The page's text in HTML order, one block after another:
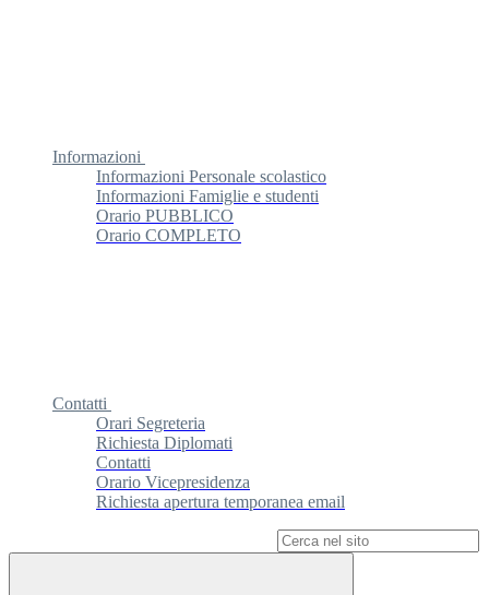
Informazioni
Informazioni Personale scolastico
Informazioni Famiglie e studenti
Orario PUBBLICO
Orario COMPLETO
Contatti
Orari Segreteria
Richiesta Diplomati
Contatti
Orario Vicepresidenza
Richiesta apertura temporanea email